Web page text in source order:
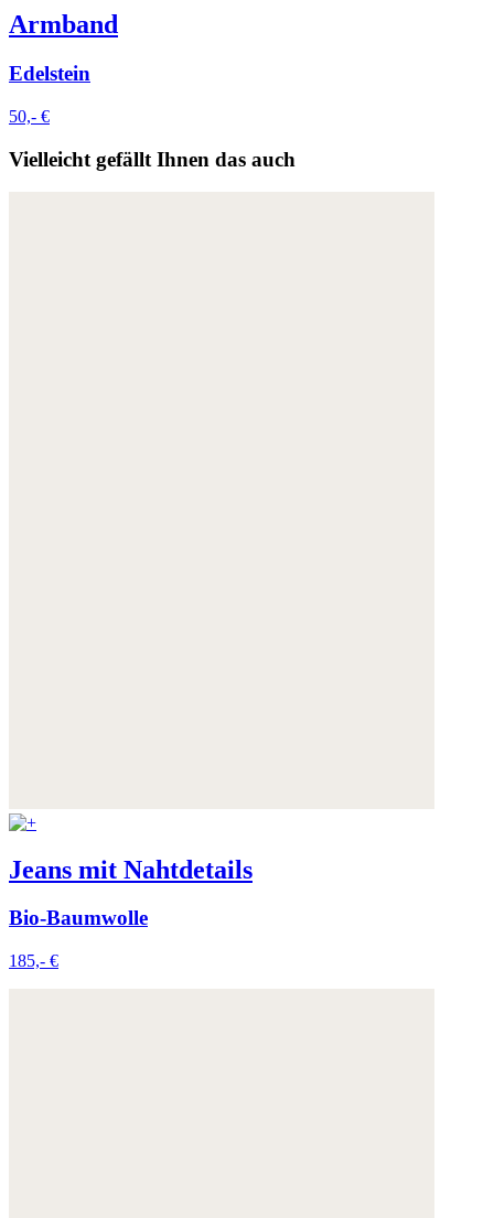
Armband
Edelstein
50,- €
Vielleicht gefällt Ihnen das auch
Jeans mit Nahtdetails
Bio-Baumwolle
185,- €